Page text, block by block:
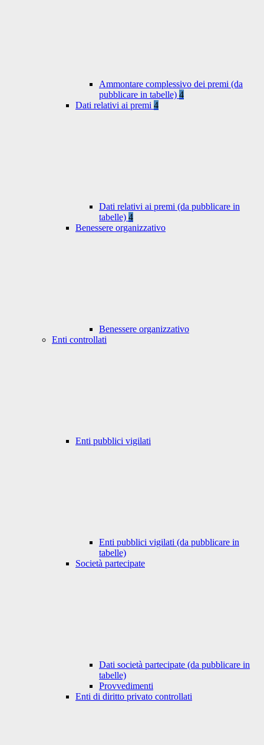
Ammontare complessivo dei premi (da
pubblicare in tabelle) 4
Dati relativi ai premi 4
Dati relativi ai premi (da pubblicare in
tabelle) 4
Benessere organizzativo
Benessere organizzativo
Enti controllati
Enti pubblici vigilati
Enti pubblici vigilati (da pubblicare in
tabelle)
Società partecipate
Dati società partecipate (da pubblicare in
tabelle)
Provvedimenti
Enti di diritto privato controllati